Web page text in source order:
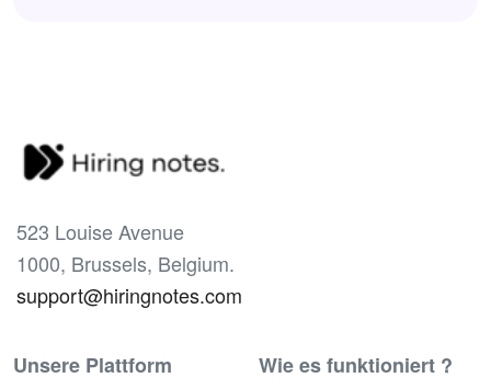
523 Louise Avenue
1000, Brussels, Belgium.
support@hiringnotes.com
Unsere Plattform Wie es funktioniert ?